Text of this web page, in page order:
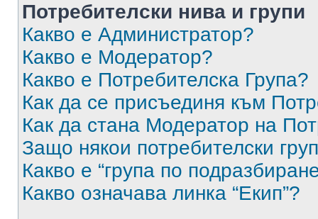
Потребителски нива и групи
Какво е Администратор?
Какво е Модератор?
Какво е Потребителска Група?
Как да се присъединя към
Как да стана Модератор на
Защо някои потребителски
Какво е “група по
Какво означава линка “Екип”?